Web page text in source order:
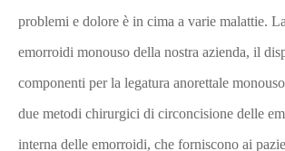
problemi e dolore è in cima a varie malattie.
emorroidi monouso della nostra azienda, il
componenti per la legatura anorettale
due metodi chirurgici di circoncisione delle
interna delle emorroidi, che forniscono ai